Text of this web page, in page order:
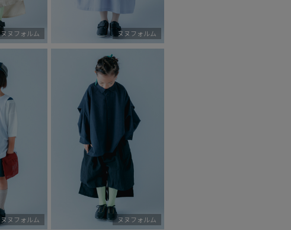
ヌヌフォルム ヌヌフォルム
ヌヌフォルム ヌヌフォルム